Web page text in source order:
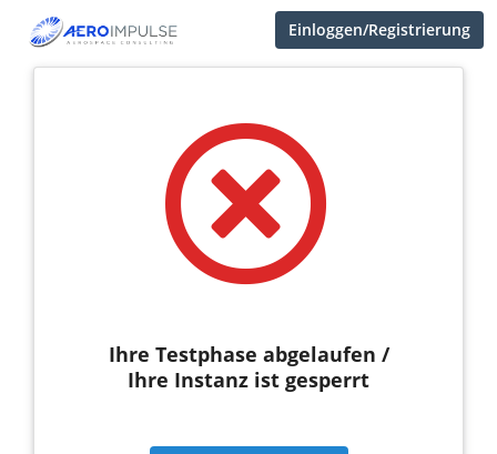
Einloggen/Registrierung
Ihre Testphase abgelaufen /
Ihre Instanz ist gesperrt